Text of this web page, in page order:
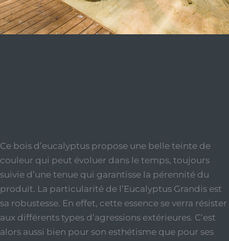
Ce bois d’eucalyptus propose une belle teinte de
couleur qui peut évoluer dans le temps, toujours
suivie d’une tenue qui garantisse la pérennité du
produit. La particularité de l’Eucalyptus Grandis est
sa robustesse. En effet, cette essence se verra résister
aux différents types d’agressions extérieures. C’est
alors aussi bien pour son esthétisme que pour ses